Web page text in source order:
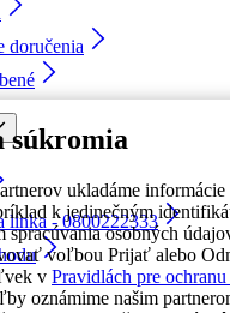
súkromia
ukladáme
k jedinečným
spracúvania osobných
voľbou Prijať alebo
v Pravidlách pre
oznámime našim
doručenia
linka - 0800222333